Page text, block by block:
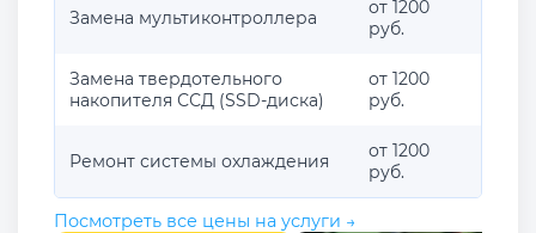
Замена мультиконтроллера
от 1200
руб.
Замена твердотельного
накопителя ССД (SSD-диска)
от 1200
руб.
Ремонт системы охлаждения
от 1200
руб.
Посмотреть все цены на услуги →